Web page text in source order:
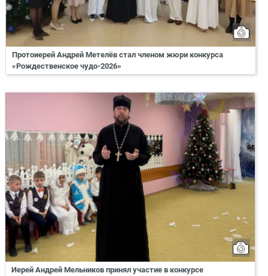
Протоиерей Андрей Метелёв стал членом жюри конкурса
«Рождественское чудо-2026»
Иерей Андрей Мельников принял участие в конкурсе